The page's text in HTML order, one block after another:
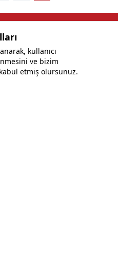
kullanıcı
ve bizim
etmiş olursunuz.
Dış Tic. Ltd. Şti.